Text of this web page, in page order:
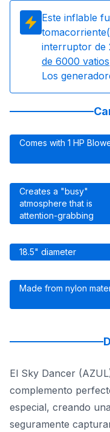
Este inflable
interruptor de
de 6000 vatios
Los
Comes with 1 HP
Creates a "busy"
atmosphere that is
attention-grabbing
18.5" diameter
Made from nylon
El Sky Dancer
complemento
especial, creando
seguramente